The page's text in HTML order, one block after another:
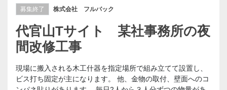
募集終了 株式会社 フルバック
代官山Tサイト 某社事務所の夜
間改修工事
現場に搬入される木工什器を指定場所で組み立てて設置し、
ビス打ち固定が主になります。 他、金物の取付、壁面へのコ